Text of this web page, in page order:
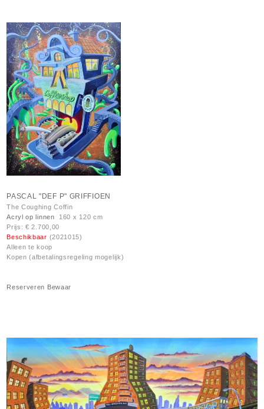
PASCAL "DEF P" GRIFFIOEN
The Coughing Coffin
Acryl op linnen 160 x 120 cm
Prijs: € 2.700,00
Beschikbaar (2021015)
Alleen te koop
Kopen (afbetalingsregeling mogelijk)
Reserveren Bewaar